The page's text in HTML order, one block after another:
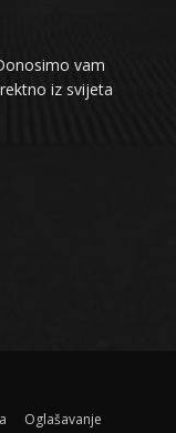
vam
iz svijeta
Oglašavanje